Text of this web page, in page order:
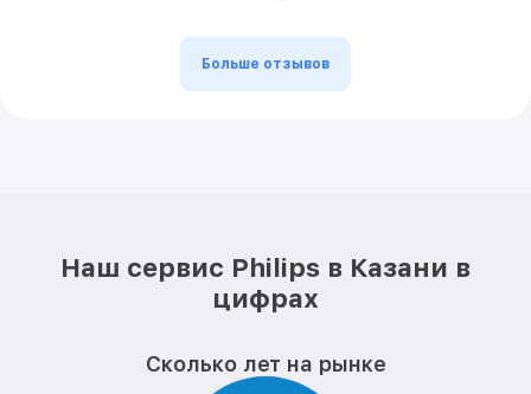
Больше отзывов
Наш сервис Philips в Казани в
цифрах
Сколько лет на рынке